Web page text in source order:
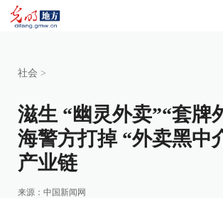
社会 >
滋生 “幽灵外卖”“套牌
海警方打掉 “外卖黑中
产业链
来源： 中国新闻网